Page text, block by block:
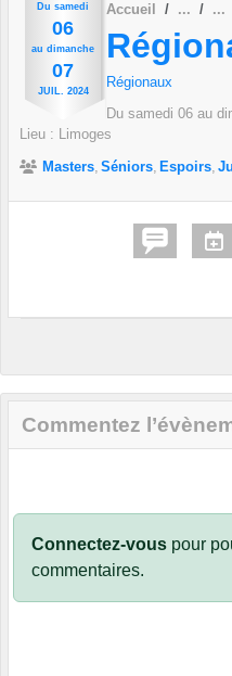
Du samedi
06
au dimanche
07
JUIL. 2024
Accueil
Régionaux
Du samedi 06 au
Lieu : Limoges
Masters Séniors Espoirs
Commentez
Connectez-vous pour
commentaires.